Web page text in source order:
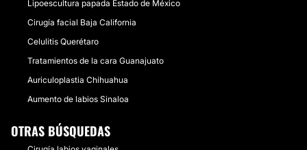
Lipoescultura papada Estado de México
Cirugía facial Baja California
Celulitis Querétaro
Tratamientos de la cara Guanajuato
Auriculoplastia Chihuahua
Aumento de labios Sinaloa
OTRAS BÚSQUEDAS